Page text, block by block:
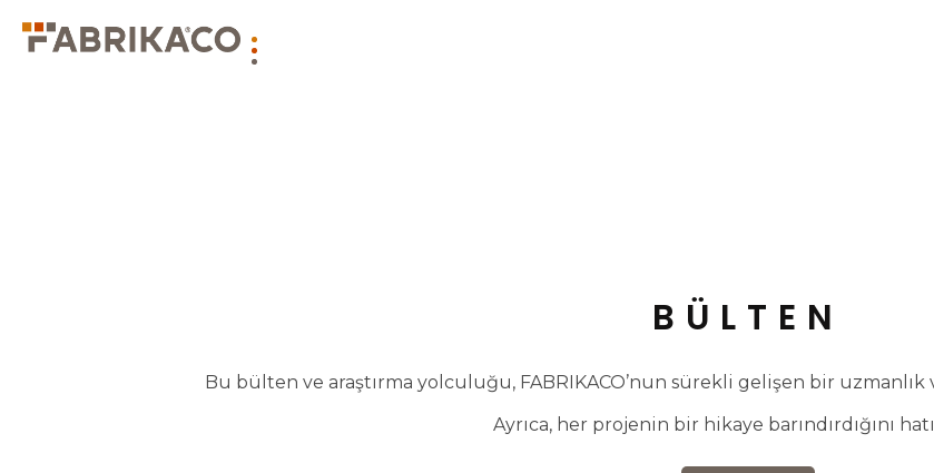
BÜLTEN
Bu bülten ve araştırma yolculuğu, FABRIKACO’nun sürekli gelişen bir uzmanlık
Ayrıca, her projenin bir hikaye barındırdığını